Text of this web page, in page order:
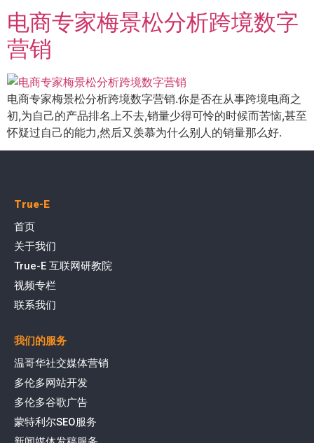
电商专家梅景松分析跨境数字
营销
电商专家梅景松分析跨境数字营销.你是否在从事跨境电商之
初,为自己的产品排名上不去,销量少得可怜的时候而苦恼,甚至
怀疑过自己的能力,然后又羡慕为什么别人的销量那么好.
True-E
首页
关于我们
True-E 互联网研教院
视频专栏
联系我们
我们的服务
温哥华社交媒体营销
多伦多网站开发
多伦多谷歌广告
蒙特利尔SEO服务